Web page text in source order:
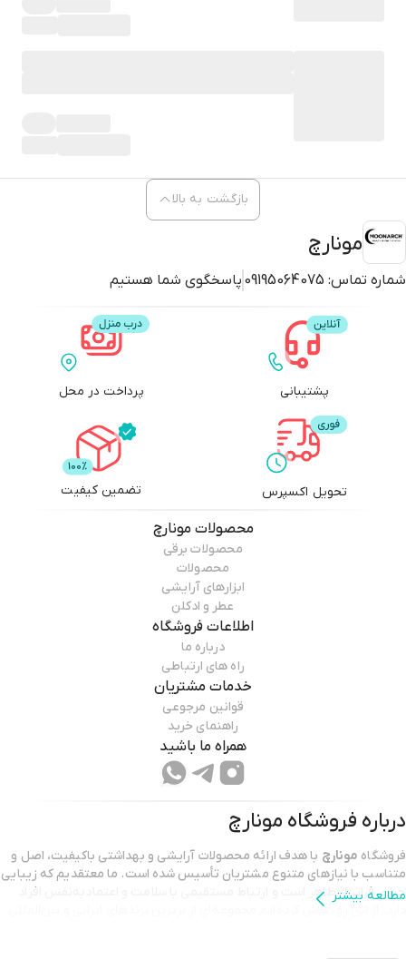
مونارچ
شماره تماس: 09195064075 پاسخگوی شما هستیم
بازگشت به بالا
پشتیبانی پرداخت در محل
تحویل اکسپرس تضمین کیفیت
محصولاتمونارچ
محصولات برقی
محصولات
ابزارهای آرایشی
عطر و ادکلن
اطلاعات فروشگاه
درباره ما
راه های ارتباطی
خدمات مشتریان
قوانین مرجوعی
راهنمای خرید
همراه ما باشید
درباره فروشگاه مونارچ
فروشگاه مونارچ با هدف ارائه محصولات آرایشی و بهداشتی باکیفیت، اصل و
متناسب با نیازهای متنوع مشتریان تأسیس شده است. ما معتقدیم که زیبایی
چیزی فراتر از ظاهر است و ارتباط مستقیمی با سلامت و اعتمادبه‌نفس افراد
دارد. از این رو، تلاش کرده‌ایم مجموعه‌ای از برترین برندهای ایرانی و بین‌المللی
مطالعه بیشتر